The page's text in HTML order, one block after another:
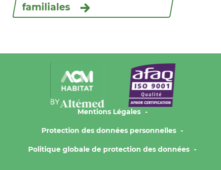
familiales
Mentions Légales
Protection des données personnelles
Politique globale de protection des données